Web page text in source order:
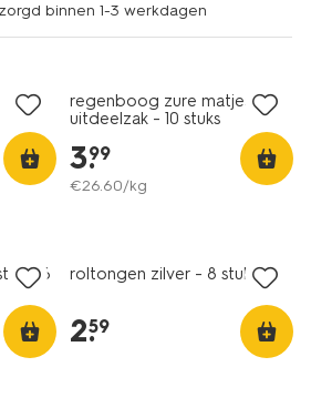
binnen 1-3 werkdagen
regenboog zure matjes
uitdeelzak - 10 stuks
3.
99
€26.60/kg
- 6
roltongen zilver - 8 stuks
2.
59